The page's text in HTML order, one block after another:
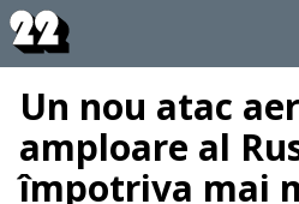
Un nou atac
amploare al
împotriva mai